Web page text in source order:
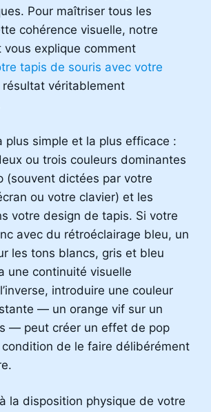
Pour maîtriser tous les
cohérence visuelle, notre
vous explique comment
tapis de souris avec votre
résultat véritablement
plus simple et la plus efficace :
ou trois couleurs dominantes
(souvent dictées par votre
ou votre clavier) et les
votre design de tapis. Si votre
avec du rétroéclairage bleu, un
les tons blancs, gris et bleu
une continuité visuelle
introduire une couleur
— un orange vif sur un
— peut créer un effet de pop
de le faire délibérément
la disposition physique de votre